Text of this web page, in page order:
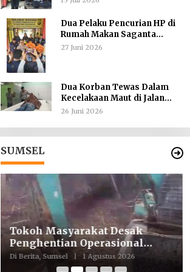
Dua Pelaku Pencurian HP di
Rumah Makan Saganta
Berhasil Dibekuk Anggota
27 Juni 2026
Dua Korban Tewas Dalam
Kecelakaan Maut di Jalan
Sriwijaya Raya Kertapati
26 Juni 2026
SUMSEL
Tokoh Masyarakat Desak
Penghentian Operasional
Galian Tanpa Izin di Sekitar
Jembatan Sei Siarak, Desa
Di Berita, Sumsel 1 Agustus 2026